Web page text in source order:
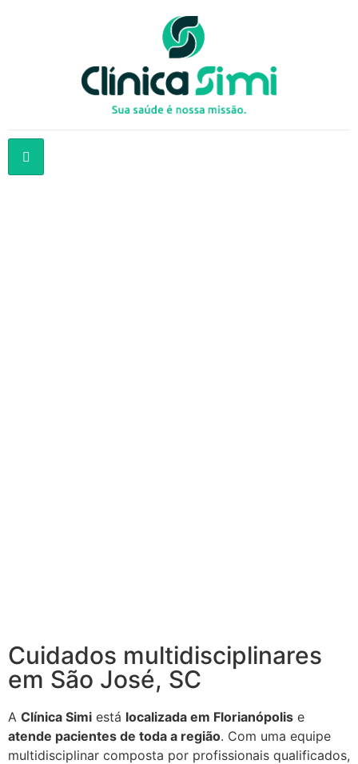
Cuidados multidisciplinares
em São José, SC
A Clínica Simi está localizada em Florianópolis e
atende pacientes de toda a região. Com uma equipe
multidisciplinar composta por profissionais qualificados,